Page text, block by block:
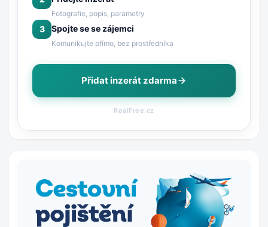
Fotografie, popis, parametry
3 Spojte se se zájemci
Komunikujte přímo, bez prostředníka
Přidat inzerát zdarma
RealFree.cz